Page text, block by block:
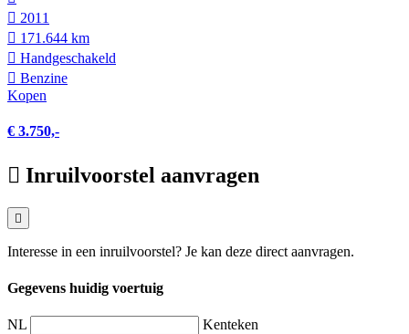
2011
171.644 km
Hand­geschakeld
Benzine
Kopen
€ 3.750,-
Inruilvoorstel aanvragen
Interesse in een inruilvoorstel? Je kan deze direct aanvragen.
Gegevens huidig voertuig
NL
Kenteken